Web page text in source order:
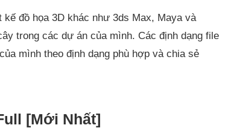
đồ họa 3D khác như 3ds Max, Maya và
trong các dự án của mình. Các định dạng file
mình theo định dạng phù hợp và chia sẻ
[Mới Nhất]